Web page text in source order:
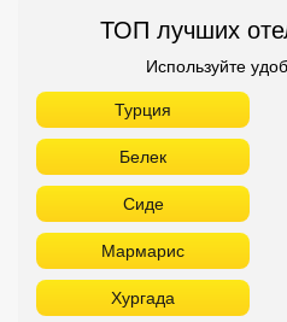
ТОП лучших
Используйте
Турция
Белек
Сиде
Мармарис
Хургада